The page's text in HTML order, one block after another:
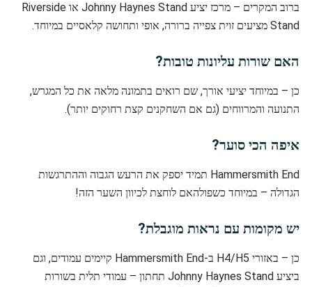
ברוב המקרים – מרכז יציע Johnny Haynes Stand או Riverside
Stand מציעים זוית צפייה ברורה, אופי ותחושה קלאסיים במיוחד.
האם שורות עליונות טובות?
כן – במיוחד יציעי אורך, שם רואים בתמונה מלאה את כל המגרש,
התנועה והמרווחים (גם אם השחקנים קצת רחוקים יותר).
איפה הכי סוער?
Hammersmith End תמיד יספק את הרעש הגבוה וההתרגשות
הגדולה – במיוחד כשפולהאם לוחצת לכיוון השער הזה!
יש מקומות עם נראות מוגבלת?
כן – באזורי H4/H5 ב-Hammersmith End קיימים עמודים, וגם
ביציע Johnny Haynes Stand תחתון – עמודי תלית בשורות